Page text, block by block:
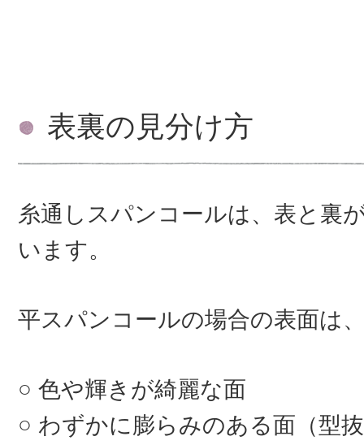
表裏の見分け方
糸通しスパンコールは、表と裏
います。
平スパンコールの場合の表面は
色や輝きが綺麗な面
わずかに膨らみのある面（型